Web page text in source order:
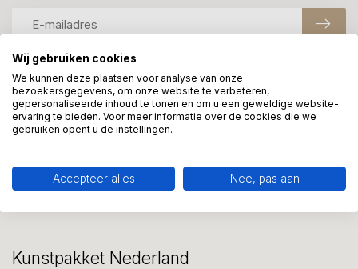
Meer informatie?
We helpen graag met uw keuze of geven advies, bel of app
ons 7 dagen per week: 06-23643267
Klantenservice
Kunstpakket Nederland
Wij gebruiken cookies
We kunnen deze plaatsen voor analyse van onze
bezoekersgegevens, om onze website te verbeteren,
gepersonaliseerde inhoud te tonen en om u een geweldige website-
ervaring te bieden. Voor meer informatie over de cookies die we
gebruiken opent u de instellingen.
Accepteer alles Nee, pas aan